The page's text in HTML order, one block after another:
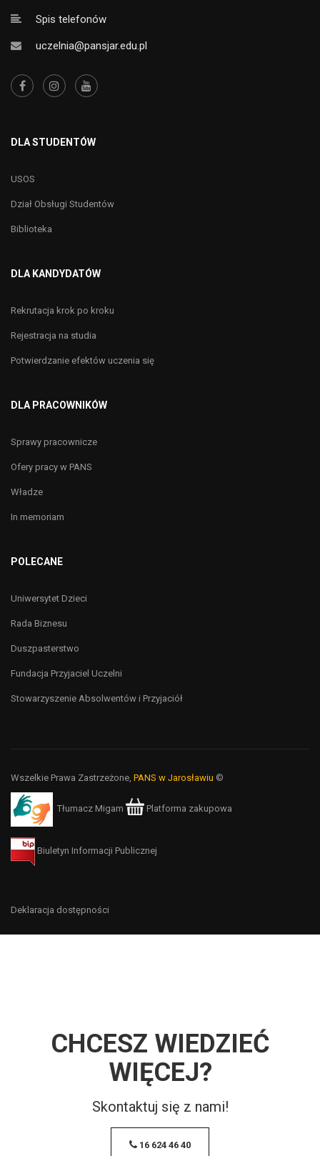
Spis telefonów
uczelnia@pansjar.edu.pl
DLA STUDENTÓW
USOS
Dział Obsługi Studentów
Biblioteka
DLA KANDYDATÓW
Rekrutacja krok po kroku
Rejestracja na studia
Potwierdzanie efektów uczenia się
DLA PRACOWNIKÓW
Sprawy pracownicze
Ofery pracy w PANS
Władze
In memoriam
POLECANE
Uniwersytet Dzieci
Rada Biznesu
Duszpasterstwo
Fundacja Przyjaciel Uczelni
Stowarzyszenie Absolwentów i Przyjaciół
Wszelkie Prawa Zastrzeżone, PANS w Jarosławiu ©
Tłumacz Migam Platforma zakupowa
Biuletyn Informacji Publicznej
Deklaracja dostępności
CHCESZ WIEDZIEĆ
WIĘCEJ?
Skontaktuj się z nami!
16 624 46 40